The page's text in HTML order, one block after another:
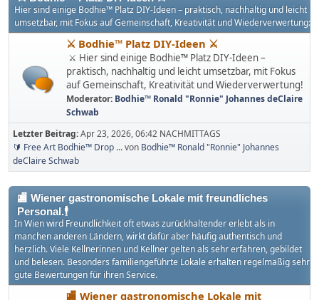
Hier sind einige Bodhie™ Platz DIY-Ideen – praktisch, nachhaltig und leicht
umsetzbar, mit Fokus auf Gemeinschaft, Kreativität und Wiederverwertung:
⚔ Bodhie™ Platz DIY-Ideen ⚔
⚔ Hier sind einige Bodhie™ Platz DIY-Ideen –
praktisch, nachhaltig und leicht umsetzbar, mit Fokus
auf Gemeinschaft, Kreativität und Wiederverwertung!
Moderator: Bodhie™ Ronald "Ronnie" Johannes deClaire
Schwab
Letzter Beitrag:Apr 23, 2026, 06:42 NACHMITTAGS
🔰 Free Art Bodhie™ Drop ...von Bodhie™ Ronald "Ronnie" Johannes
deClaire Schwab
🏬 Wiener gastronomische Lokale mit freundliches
Personal.🕴
In Wien wird Freundlichkeit oft etwas zurückhaltender erlebt als in
manchen anderen Ländern, wirkt dafür aber häufig authentisch und
herzlich. Viele Kellnerinnen und Kellner gelten als sehr erfahren, gebildet
und belesen. Besonders familiengeführte Lokale erhalten regelmäßig sehr
gute Bewertungen für ihren Service.
🏬 Wiener gastronomische Lokale mit